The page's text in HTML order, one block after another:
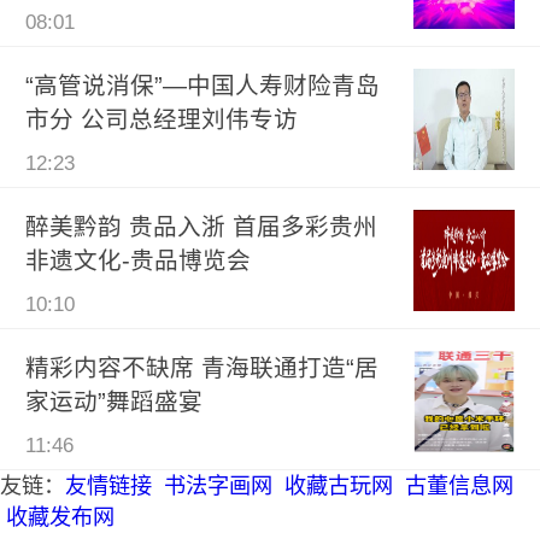
08:01
“高管说消保”—中国人寿财险青岛
市分 公司总经理刘伟专访
12:23
醉美黔韵 贵品入浙 首届多彩贵州
非遗文化-贵品博览会
10:10
精彩内容不缺席 青海联通打造“居
家运动”舞蹈盛宴
11:46
友链： 友情链接 书法字画网 收藏古玩网
古董信息网
收藏发布网